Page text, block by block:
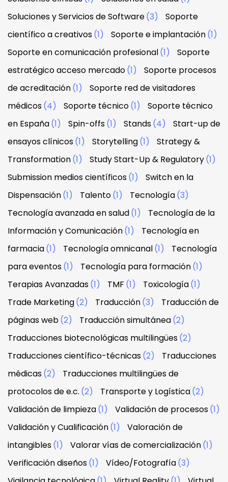
Soluciones y Servicios de Software(3)
Soporte
científico a creativos(1) Soporte e implantación(1)
Soporte en comunicación profesional(1)
Soporte
estratégico acceso mercado(1)
Soporte procesos
de acreditación(1)
Soporte red de visitadores
médicos(4) Soporte técnico(1)
Soporte técnico
en España(1) Spin-offs(1) Stands(4)
Start-up de
ensayos clínicos(1) Storytelling(1)
Strategy &
Transformation(1) Study Start-Up & Regulatory(1)
Submission medios científicos(1)
Switch en la
Dispensación(1) Talento(1) Tecnología(3)
Tecnología avanzada en salud(1)
Tecnología de la
Información y Comunicación(1)
Tecnología en
farmacia(1) Tecnología omnicanal(1)
Tecnología
para eventos(1) Tecnología para formación(1)
Terapias Avanzadas(1) TMF (1) Toxicología(1)
Trade Marketing(2) Traducción(3)
Traducción de
páginas web(2) Traducción simultánea(2)
Traducciones biotecnológicas multilingües(2)
Traducciones científico-técnicas(2)
Traducciones
médicas(2)
Traducciones multilingües de
protocolos de e.c. (2) Transporte y Logística(2)
Validación de limpieza(1) Validación de procesos(1)
Validación y Cualificación(1)
Valoración de
intangibles(1) Valorar vías de comercialización(1)
Verificación diseños(1) Vídeo/Fotografía(3)